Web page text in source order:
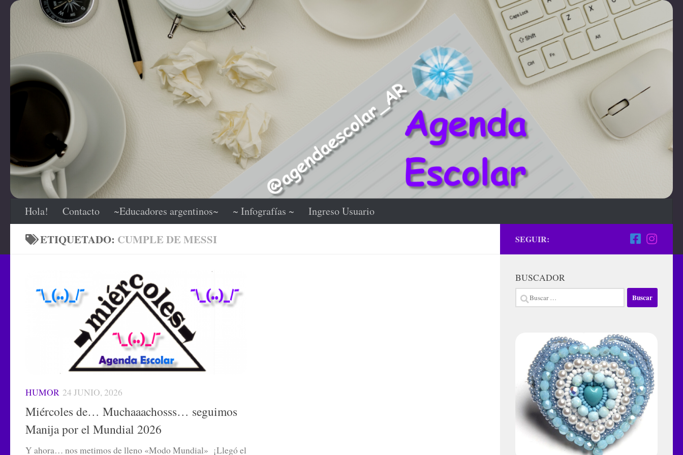
Saltar al contenido
Hola! Contacto ~Educadores argentinos~ ~ Infografías ~ Ingreso Usuario
ETIQUETADO: CUMPLE DE MESSI
HUMOR 24 JUNIO, 2026
Miércoles de… Muchaaachosss… seguimos
Manija por el Mundial 2026
Y ahora… nos metimos de lleno «Modo Mundial» ¡Llegó el
SEGUIR:
BUSCADOR
Buscar: